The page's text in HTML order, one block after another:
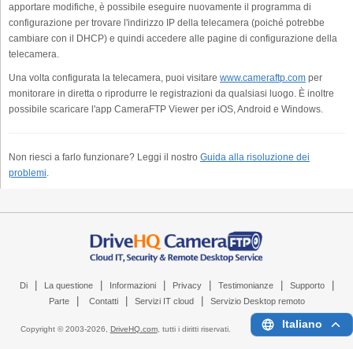
apportare modifiche, è possibile eseguire nuovamente il programma di
configurazione per trovare l'indirizzo IP della telecamera (poiché potrebbe
cambiare con il DHCP) e quindi accedere alle pagine di configurazione della
telecamera.
Una volta configurata la telecamera, puoi visitare www.cameraftp.com per
monitorare in diretta o riprodurre le registrazioni da qualsiasi luogo. È inoltre
possibile scaricare l'app CameraFTP Viewer per iOS, Android e Windows.
Non riesci a farlo funzionare? Leggi il nostro Guida alla risoluzione dei
problemi.
Di La questione Informazioni Privacy Testimonianze Supporto
Parte Contatti Servizi IT cloud Servizio Desktop remoto
Copyright © 2003-2026, DriveHQ.com, tutti i diritti riservati. Italiano